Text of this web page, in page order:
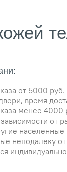
от 5000 руб.
время
менее 4000
от
населенные
неподалеку от